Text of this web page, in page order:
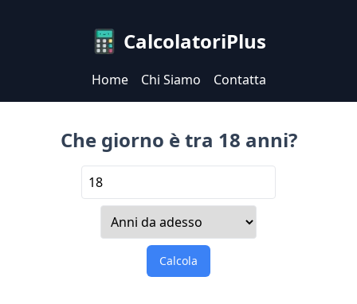
CalcolatoriPlus
Home Chi Siamo Contatta
Che giorno è tra 18 anni?
Calcola